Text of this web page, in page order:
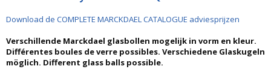
Download de COMPLETE MARCKDAEL CATALOGUE adviesprijzen
Verschillende Marckdael glasbollen mogelijk in vorm en kleur.
Différentes boules de verre possibles. Verschiedene Glaskugeln
möglich. Different glass balls possible.